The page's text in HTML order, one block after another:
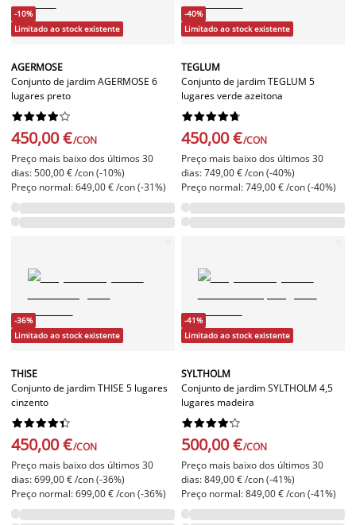
-10%
Limitado ao stock existente
AGERMOSE
Conjunto de jardim AGERMOSE 6
lugares preto






450,00 €/CON
Preço mais baixo dos últimos 30
dias: 500,00 € /con (-10%)
Preço normal: 649,00 € /con (-31%)
-40%
Limitado ao stock existente
TEGLUM
Conjunto de jardim TEGLUM 5
lugares verde azeitona






450,00 €/CON
Preço mais baixo dos últimos 30
dias: 749,00 € /con (-40%)
Preço normal: 749,00 € /con (-40%)
-36%
Limitado ao stock existente
THISE
Conjunto de jardim THISE 5 lugares
cinzento






450,00 €/CON
Preço mais baixo dos últimos 30
dias: 699,00 € /con (-36%)
Preço normal: 699,00 € /con (-36%)
-41%
Limitado ao stock existente
SYLTHOLM
Conjunto de jardim SYLTHOLM 4,5
lugares madeira






500,00 €/CON
Preço mais baixo dos últimos 30
dias: 849,00 € /con (-41%)
Preço normal: 849,00 € /con (-41%)